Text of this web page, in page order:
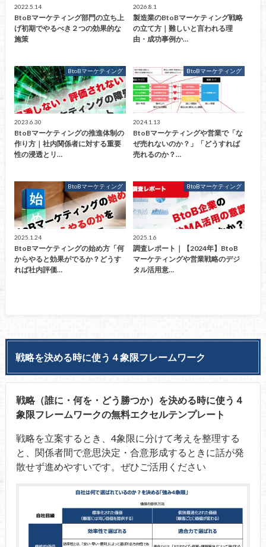
2022.5.14
BtoBマーケティング部門の立ち上
げ初期でやるべき２つの効果的な
施策
2026.8.1
製造業のBtoBマーケティング戦略
の立て方｜難しいと言われる理
由・成功事例か…
BtoBマーケティング
2023.6.30
BtoBマーケティングの推進体制の
作り方｜社内関係者に対する重要
性の浸透とリ…
BtoBマーケティング
2024.1.13
BtoBマーケティングや営業で「な
ぜ売れないのか？」「どうすれば
売れるのか？…
BtoBマーケティング
2025.1.24
BtoBマーケティングの始め方「何
からやると効果がでるか？どうす
れば社内評価…
BtoBマーケティング
2025.1.6
調査レポート｜【2024年】BtoB
マーケティングや営業戦略のデジ
タル活用意…
戦略を決める時に使う４象限フレームワーク
戦略（誰に・何を・どう勝つか）を決める時に使う４
象限フレームワークの無料エクセルテンプレート
戦略を立案するとき、4象限に分けて考えを整理する
と、関係者間で意思決定・合意形成するときに話が発
散せず進めやすいです。ぜひご活用ください